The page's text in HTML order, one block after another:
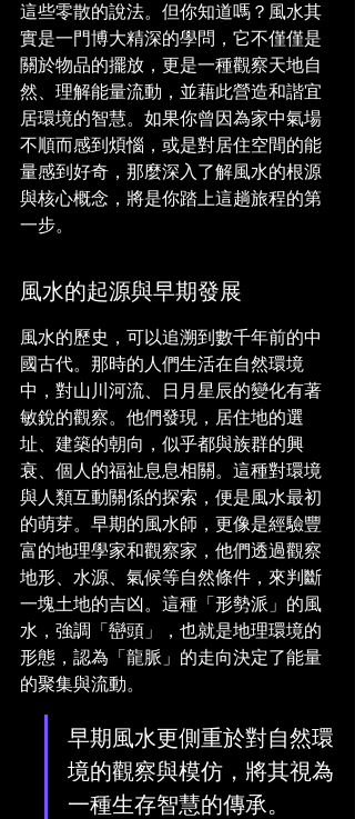
這些零散的說法。但你知道嗎？風水其
實是一門博大精深的學問，它不僅僅是
關於物品的擺放，更是一種觀察天地自
然、理解能量流動，並藉此營造和諧宜
居環境的智慧。如果你曾因為家中氣場
不順而感到煩惱，或是對居住空間的能
量感到好奇，那麼深入了解風水的根源
與核心概念，將是你踏上這趟旅程的第
一步。
風水的起源與早期發展
風水的歷史，可以追溯到數千年前的中
國古代。那時的人們生活在自然環境
中，對山川河流、日月星辰的變化有著
敏銳的觀察。他們發現，居住地的選
址、建築的朝向，似乎都與族群的興
衰、個人的福祉息息相關。這種對環境
與人類互動關係的探索，便是風水最初
的萌芽。早期的風水師，更像是經驗豐
富的地理學家和觀察家，他們透過觀察
地形、水源、氣候等自然條件，來判斷
一塊土地的吉凶。這種「形勢派」的風
水，強調「巒頭」，也就是地理環境的
形態，認為「龍脈」的走向決定了能量
的聚集與流動。
早期風水更側重於對自然環
境的觀察與模仿，將其視為
一種生存智慧的傳承。